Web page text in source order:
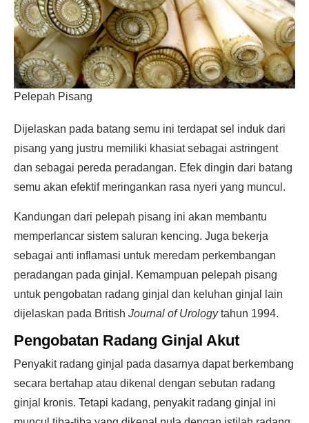
Pelepah Pisang
Dijelaskan pada batang semu ini terdapat sel induk dari
pisang yang justru memiliki khasiat sebagai astringent
dan sebagai pereda peradangan. Efek dingin dari batang
semu akan efektif meringankan rasa nyeri yang muncul.
Kandungan dari pelepah pisang ini akan membantu
memperlancar sistem saluran kencing. Juga bekerja
sebagai anti inflamasi untuk meredam perkembangan
peradangan pada ginjal. Kemampuan pelepah pisang
untuk pengobatan radang ginjal dan keluhan ginjal lain
dijelaskan pada British Journal of Urologytahun 1994.
Pengobatan Radang Ginjal Akut
Penyakit radang ginjal pada dasarnya dapat berkembang
secara bertahap atau dikenal dengan sebutan radang
ginjal kronis. Tetapi kadang, penyakit radang ginjal ini